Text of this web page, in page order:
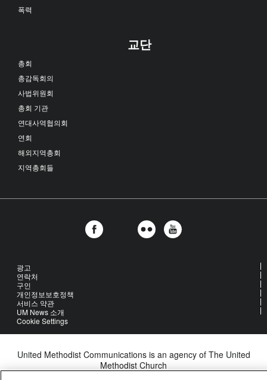
폭력
교단
총회
총감독회의
사법위원회
총회 기관
연대사역협의회
연회
해외지역총회
지역총회들
광고
연락처
구인
개인정보보호정책
서비스 약관
UM News 소개
Cookie Settings
United Methodist Communications is an agency of The United
Methodist Church